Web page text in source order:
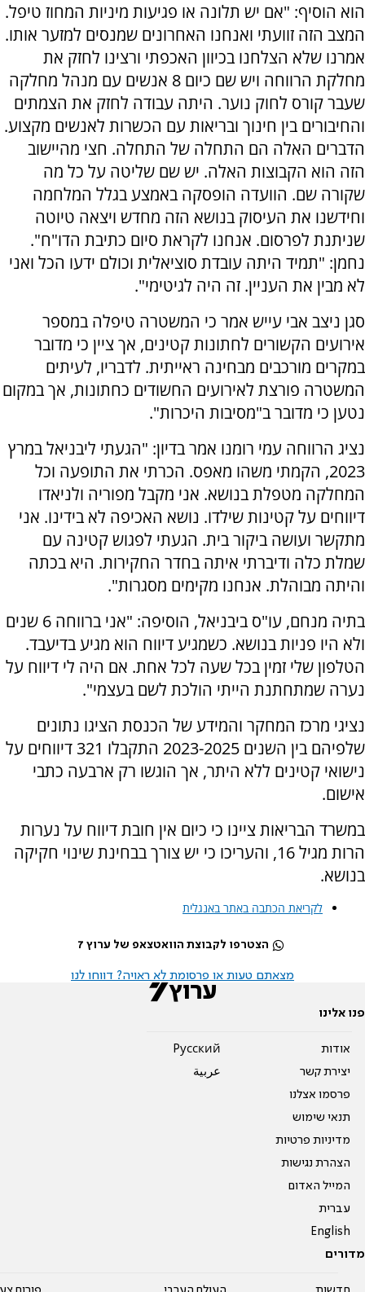
הוא הוסיף: "אם יש תלונה או פגיעות מיניות המחוז טיפל.
המצב הזה זוועתי ואנחנו האחרונים שמנסים למזער אותו.
אמרנו שלא הצלחנו בכיוון האכפתי ורצינו לחזק את
מחלקת הרווחה ויש שם כיום 8 אנשים עם מנהל מחלקה
שעבר קורס לחוק נוער. היתה עבודה לחזק את הצמתים
והחיבורים בין חינוך ובריאות עם הכשרות לאנשים מקצוע.
הדברים האלה הם התחלה של התחלה. חצי מהיישוב
הזה הוא הקבוצות האלה. יש שם שליטה על כל מה
שקורה שם. הוועדה הופסקה באמצע בגלל המלחמה
וחידשנו את העיסוק בנושא הזה מחדש ויצאה טיוטה
שניתנת לפרסום. אנחנו לקראת סיום כתיבת הדו"ח".
נחמן: "תמיד היתה עובדת סוציאלית וכולם ידעו הכל ואני
לא מבין את העניין. זה היה לגיטימי".
סגן ניצב אבי עייש אמר כי המשטרה טיפלה במספר
אירועים הקשורים לחתונות קטינים, אך ציין כי מדובר
במקרים מורכבים מבחינה ראייתית. לדבריו, לעיתים
המשטרה פורצת לאירועים החשודים כחתונות, אך במקום
נטען כי מדובר ב"מסיבות היכרות".
נציג הרווחה עמי רומנו אמר בדיון: "הגעתי ליבניאל במרץ
2023, הקמתי משהו מאפס. הכרתי את התופעה וכל
המחלקה מטפלת בנושא. אני מקבל מפוריה ולניאדו
דיווחים על קטינות שילדו. נושא האכיפה לא בידינו. אני
מתקשר ועושה ביקור בית. הגעתי לפגוש קטינה עם
שמלת כלה ודיברתי איתה בחדר החקירות. היא בכתה
והיתה מבוהלת. אנחנו מקימים מסגרות".
בתיה מנחם, עו"ס ביבניאל, הוסיפה: "אני ברווחה 6 שנים
ולא היו פניות בנושא. כשמגיע דיווח הוא מגיע בדיעבד.
הטלפון שלי זמין בכל שעה לכל אחת. אם היה לי דיווח על
נערה שמתחתנת הייתי הולכת לשם בעצמי".
נציגי מרכז המחקר והמידע של הכנסת הציגו נתונים
שלפיהם בין השנים 2023-2025 התקבלו 321 דיווחים על
נישואי קטינים ללא היתר, אך הוגשו רק ארבעה כתבי
אישום.
במשרד הבריאות ציינו כי כיום אין חובת דיווח על נערות
הרות מגיל 16, והעריכו כי יש צורך בבחינת שינוי חקיקה
בנושא.
לקריאת הכתבה באתר באנגלית
הצטרפו לקבוצת הוואטצאפ של ערוץ 7
מצאתם טעות או פרסומת לא ראויה? דווחו לנו
פנו אלינו
אודות
יצירת קשר
פרסמו אצלנו
תנאי שימוש
מדיניות פרטיות
הצהרת נגישות
המייל האדום
עברית
English
Pусский
عربية
מדורים